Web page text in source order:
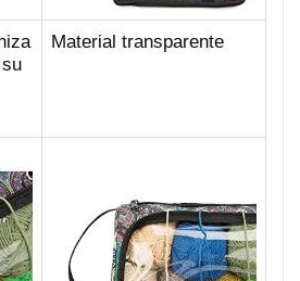
Material transparente